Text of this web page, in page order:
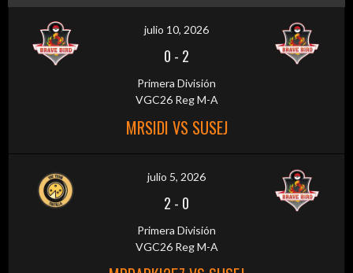
julio 10, 2026
0 - 2
Primera División
VGC26 Reg M-A
MRSIDI VS SUSEJ
julio 5, 2026
2 - 0
Primera División
VGC26 Reg M-A